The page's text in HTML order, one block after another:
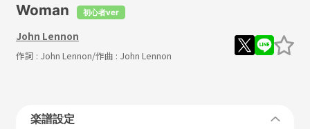
Woman 初心者ver
John Lennon
作詞 : John Lennon/作曲 : John Lennon
楽譜設定